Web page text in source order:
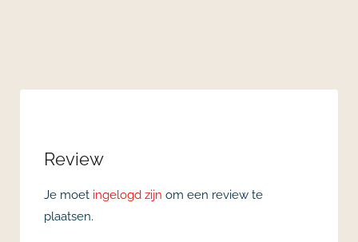
Review
Je moet ingelogd zijn om een review te
plaatsen.